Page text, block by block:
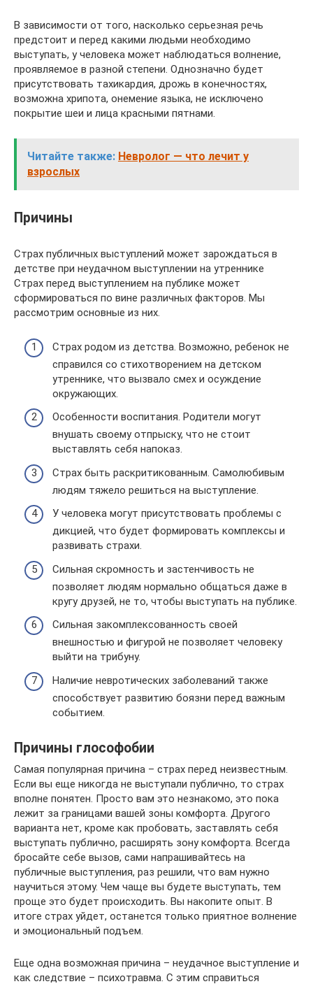
В зависимости от того, насколько серьезная речь
предстоит и перед какими людьми необходимо
выступать, у человека может наблюдаться волнение,
проявляемое в разной степени. Однозначно будет
присутствовать тахикардия, дрожь в конечностях,
возможна хрипота, онемение языка, не исключено
покрытие шеи и лица красными пятнами.
Читайте также: Невролог — что лечит у
взрослых
Причины
Страх публичных выступлений может зарождаться в
детстве при неудачном выступлении на утреннике
Страх перед выступлением на публике может
сформироваться по вине различных факторов. Мы
рассмотрим основные из них.
Страх родом из детства. Возможно, ребенок не
справился со стихотворением на детском
утреннике, что вызвало смех и осуждение
окружающих.
Особенности воспитания. Родители могут
внушать своему отпрыску, что не стоит
выставлять себя напоказ.
Страх быть раскритикованным. Самолюбивым
людям тяжело решиться на выступление.
У человека могут присутствовать проблемы с
дикцией, что будет формировать комплексы и
развивать страхи.
Сильная скромность и застенчивость не
позволяет людям нормально общаться даже в
кругу друзей, не то, чтобы выступать на публике.
Сильная закомплексованность своей
внешностью и фигурой не позволяет человеку
выйти на трибуну.
Наличие невротических заболеваний также
способствует развитию боязни перед важным
событием.
Причины глософобии
Самая популярная причина – страх перед неизвестным.
Если вы еще никогда не выступали публично, то страх
вполне понятен. Просто вам это незнакомо, это пока
лежит за границами вашей зоны комфорта. Другого
варианта нет, кроме как пробовать, заставлять себя
выступать публично, расширять зону комфорта. Всегда
бросайте себе вызов, сами напрашивайтесь на
публичные выступления, раз решили, что вам нужно
научиться этому. Чем чаще вы будете выступать, тем
проще это будет происходить. Вы накопите опыт. В
итоге страх уйдет, останется только приятное волнение
и эмоциональный подъем.
Еще одна возможная причина – неудачное выступление и
как следствие – психотравма. С этим справиться